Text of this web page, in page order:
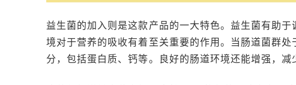
益生菌的加入则是这款产品的一大特色。益生菌有助
境对于营养的吸收有着至关重要的作用。当肠道菌群
分，包括蛋白质、钙等。良好的肠道环境还能增强，减